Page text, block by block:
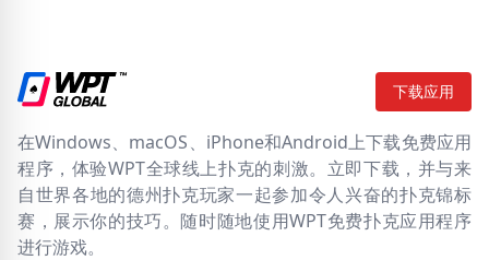
下载应用
在Windows、macOS、iPhone和Android上下载免费应用
程序，体验WPT全球线上扑克的刺激。立即下载，并与来
自世界各地的德州扑克玩家一起参加令人兴奋的扑克锦标
赛，展示你的技巧。随时随地使用WPT免费扑克应用程序
进行游戏。